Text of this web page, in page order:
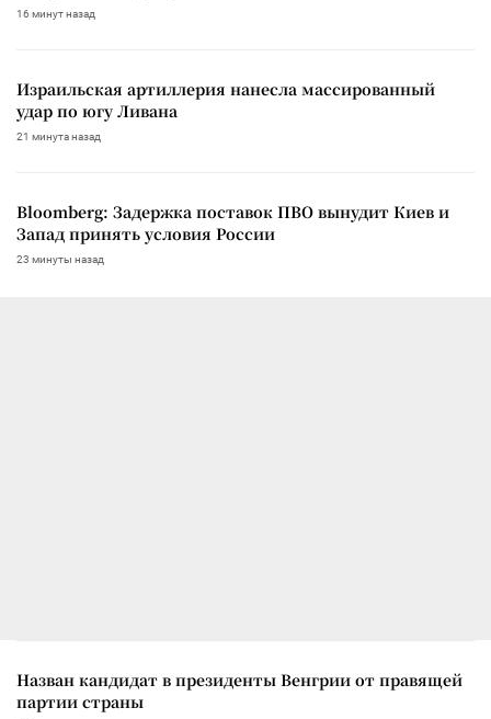
16 минут назад
Израильская артиллерия нанесла массированный
удар по югу Ливана
21 минута назад
Bloomberg: Задержка поставок ПВО вынудит Киев и
Запад принять условия России
23 минуты назад
Назван кандидат в президенты Венгрии от правящей
партии страны